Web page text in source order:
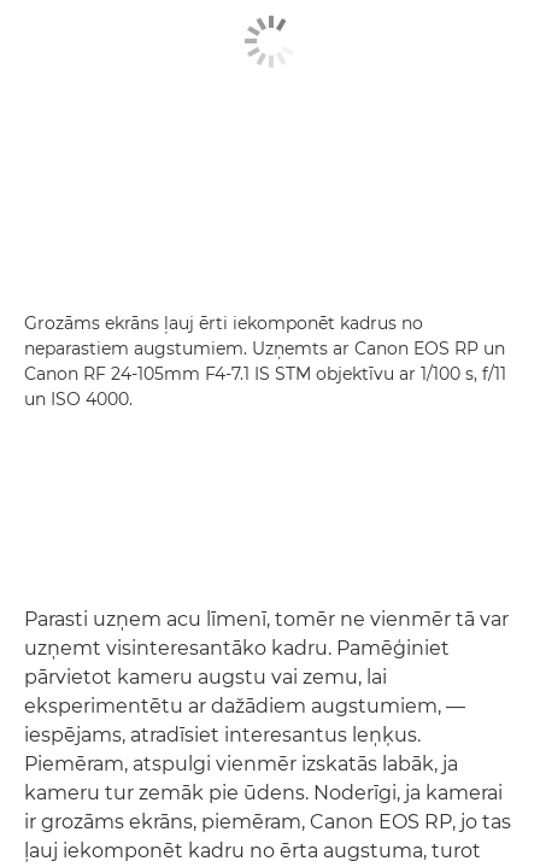
Grozāms ekrāns ļauj ērti iekomponēt kadrus no
neparastiem augstumiem. Uzņemts ar Canon EOS RP un
Canon RF 24-105mm F4-7.1 IS STM objektīvu ar 1/100 s, f/11
un ISO 4000.
Parasti uzņem acu līmenī, tomēr ne vienmēr tā var
uzņemt visinteresantāko kadru. Pamēģiniet
pārvietot kameru augstu vai zemu, lai
eksperimentētu ar dažādiem augstumiem, —
iespējams, atradīsiet interesantus leņķus.
Piemēram, atspulgi vienmēr izskatās labāk, ja
kameru tur zemāk pie ūdens. Noderīgi, ja kamerai
ir grozāms ekrāns, piemēram, Canon EOS RP, jo tas
ļauj iekomponēt kadru no ērta augstuma, turot